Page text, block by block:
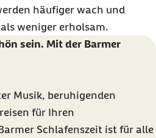
häufiger wach und
weniger erholsam.
sein. Mit der Barmer
Musik, beruhigenden
für Ihren
Schlafenszeit ist für alle